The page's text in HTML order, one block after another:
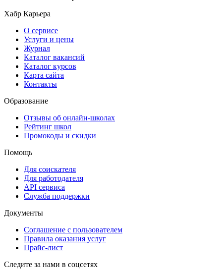
Хабр Карьера
О сервисе
Услуги и цены
Журнал
Каталог вакансий
Каталог курсов
Карта сайта
Контакты
Образование
Отзывы об онлайн-школах
Рейтинг школ
Промокоды и скидки
Помощь
Для соискателя
Для работодателя
API сервиса
Служба поддержки
Документы
Соглашение с пользователем
Правила оказания услуг
Прайс-лист
Следите за нами в соцсетях